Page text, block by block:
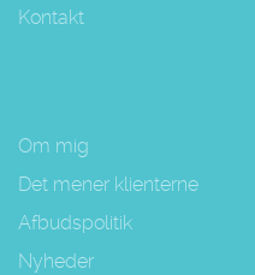
Kontakt
Om mig
Det mener klienterne
Afbudspolitik
Nyheder